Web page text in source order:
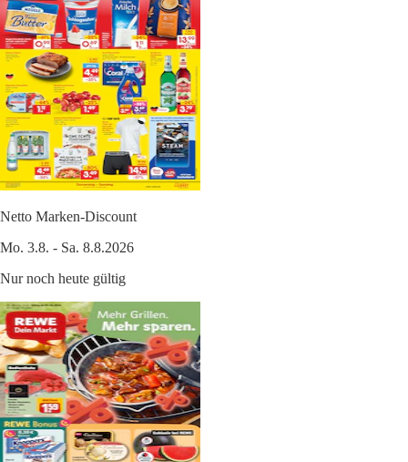
Netto Marken-Discount
Mo. 3.8. - Sa. 8.8.2026
Nur noch heute gültig